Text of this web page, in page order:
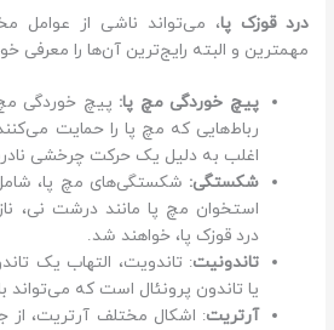
درد قوزک پا، می‌تواند ناشی از عوامل
مهمترین و البته رایج‌ترین آن‌ها را معرفی
پیچ خوردگی مچ پا: پیچ خوردگی
رباط‌هایی که مچ پا را حمایت
اغلب به دلیل یک حرکت چرخشی
شکستگی: شکستگی‌های مچ پا،
استخوان مچ پا مانند درشت نی،
درد قوزک پا، خواهند شد.
تاندونیت: تاندویت، التهاب یک
یا تاندون پرونئال است که
آرتریت: اشکال مختلف آرتریت، از